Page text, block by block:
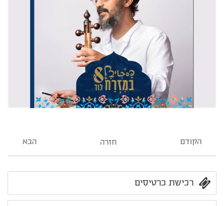
הקודם חזרה הבא
רכישת כרטיסים